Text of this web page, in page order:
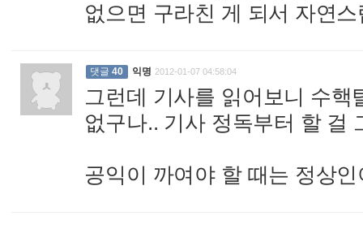
없으면 구라친 게 되서 자연
댓글 40 익명 2012-01-07 04:58:04
그런데 기사를 읽어보니 수핵
없구나.. 기사 정독부터 할 걸
공익이 까여야 할 때는 정상